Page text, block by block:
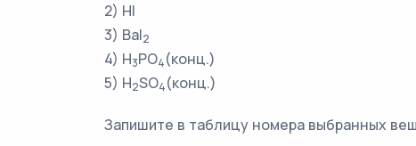
2) HI
3) BaI2
4) H3PO4(конц.)
5) H2SO4(конц.)
Запишите в таблицу номера выбранных